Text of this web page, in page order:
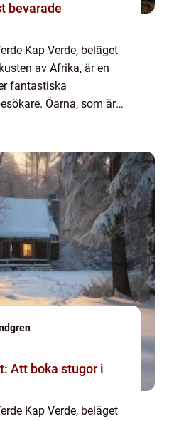
bevarade
Kap Verde, beläget
av Afrika, är en
fantastiska
Öarna, som är
Att boka stugor i
Kap Verde, beläget